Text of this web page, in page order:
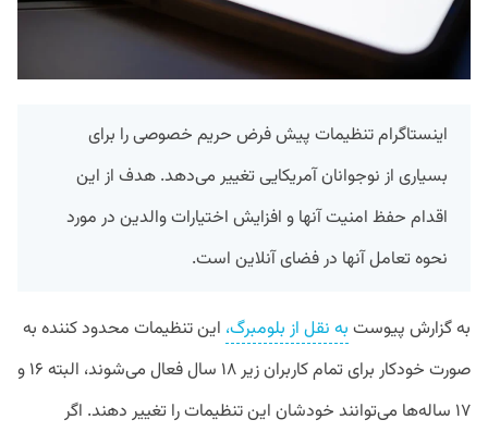
اینستاگرام تنظیمات پیش فرض حریم خصوصی را برای
بسیاری از نوجوانان آمریکایی تغییر می‌دهد. هدف از این
اقدام حفظ امنیت آنها و افزایش اختیارات والدین در مورد
نحوه تعامل آنها در فضای آنلاین است.
به گزارش پیوست به نقل از بلومبرگ، این تنظیمات محدود کننده به
صورت خودکار برای تمام کاربران زیر ۱۸ سال فعال می‌شوند، البته ۱۶ و
۱۷ ساله‌ها می‌توانند خودشان این تنظیمات را تغییر دهند. اگر